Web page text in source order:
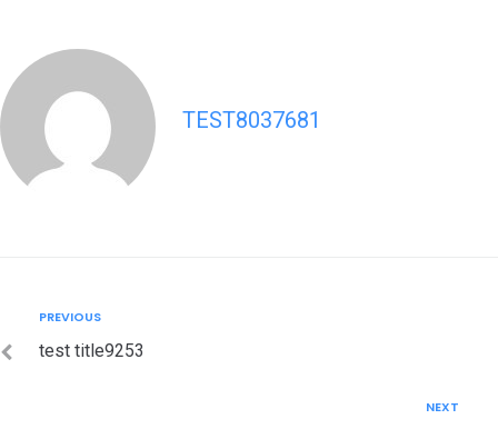
TEST8037681
navigation
Previous
PREVIOUS
test title9253
NEXT